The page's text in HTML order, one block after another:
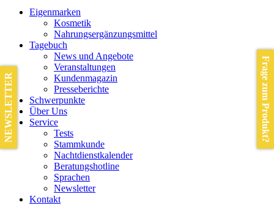
Eigenmarken
Kosmetik
Nahrungsergänzungsmittel
Tagebuch
News und Angebote
Veranstaltungen
Kundenmagazin
Presseberichte
Schwerpunkte
Über Uns
Service
Tests
Stammkunde
Nachtdienstkalender
Beratungshotline
Sprachen
Newsletter
Kontakt
Frage zum Produkt?
NEWSLETTER